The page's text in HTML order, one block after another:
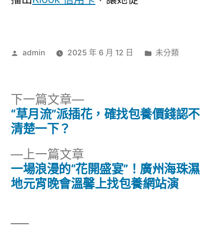
作
admin 2025 年 6 月 12 日
分
未分類
文
導
覽
上一篇文章
一
篇
一場浪漫的“花開盛宴”！廣州海珠濕
地元宵晚會溫馨上找包養網站演
下一篇文章
下
一
“草月流”派插花，確找包養價錢認不
清楚一下？